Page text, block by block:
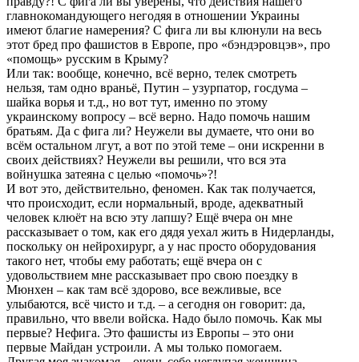
главнокомандующего негодяя в отношении Украины
имеют благие намерения? С фига ли вы клюнули на весь
этот бред про фашистов в Европе, про «бэндэровцэв», про
«помощь» русским в Крыму?
Или так: вообще, конечно, всё верно, телек смотреть
нельзя, там одно враньё, Путин – узурпатор, госдума –
шайка ворья и т.д., но вот тут, именно по этому
украинскому вопросу – всё верно. Надо помочь нашим
братьям. Да с фига ли? Неужели вы думаете, что они во
всём остальном лгут, а вот по этой теме – они искренни в
своих действиях? Неужели вы решили, что вся эта
войнушка затеяна с целью «помочь»?!
И вот это, действительно, феномен. Как так получается,
что происходит, если нормальный, вроде, адекватный
человек клюёт на всю эту лапшу? Ещё вчера он мне
рассказывает о том, как его дядя уехал жить в Нидерланды,
поскольку он нейрохирург, а у нас просто оборудования
такого нет, чтобы ему работать; ещё вчера он с
удовольствием мне рассказывает про свою поездку в
Мюнхен – как там всё здорово, все вежливые, все
улыбаются, всё чисто и т.д. – а сегодня он говорит: да,
правильно, что ввели войска. Надо было помочь. Как мы
первые? Нефига. Это фашисты из Европы – это они
первые Майдан устроили. А мы только помогаем.